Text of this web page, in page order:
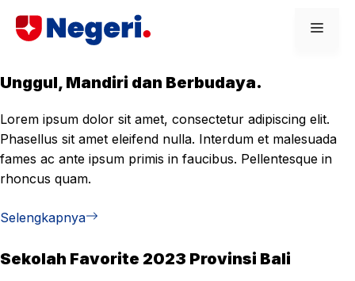
Unggul, Mandiri dan Berbudaya.
Lorem ipsum dolor sit amet, consectetur adipiscing elit.
Phasellus sit amet eleifend nulla. Interdum et malesuada
fames ac ante ipsum primis in faucibus. Pellentesque in
rhoncus quam.
Selengkapnya
Sekolah Favorite 2023 Provinsi Bali